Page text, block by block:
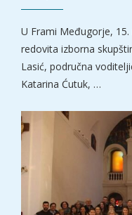
U Frami Međugorje,
redovita izborna
Lasić, područna
Katarina Ćutuk, …